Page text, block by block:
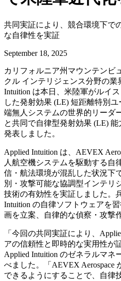
共同実証により、競合環境下で
な自律性を実証
September 18, 2025
カリフォルニア州マウンテン
クル インテリジェンス分野の業
Intuition は本日、米陸軍がルイ
した発射効果 (LE) 短距離特別
端無人システムの世界的リーダ
と共同で自律型発射効果 (LE)
発表しました。
Applied Intuition は、AEVEX
人航空機システムを駆動する自
信・航法環境が混乱した状況下
別・攻撃可能な協調型インテリ
技術の有効性を実証しました。
Intuition の自律ソフトウェアを
画を立案、自律的な偵察・攻撃
「今回の共同実証により、
アの信頼性と即時的な実用性が
Applied Intuition のゼネラルマネ
べました。「AEVEX Aerospace
できるようにすることで、自律